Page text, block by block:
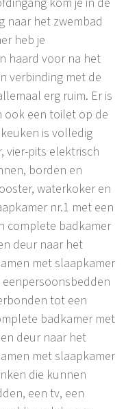
naar het zwembad
heb je
haard voor na het
verbinding met de
erg ruim. Er is
ook een toilet op de
is volledig
vier-pits elektrisch
borden en
waterkoker en
nr.1 met een
complete badkamer
deur naar het
met slaapkamer
eenpersoonsbedden
tot een
badkamer met
deur naar het
met slaapkamer
die kunnen
een tv, een